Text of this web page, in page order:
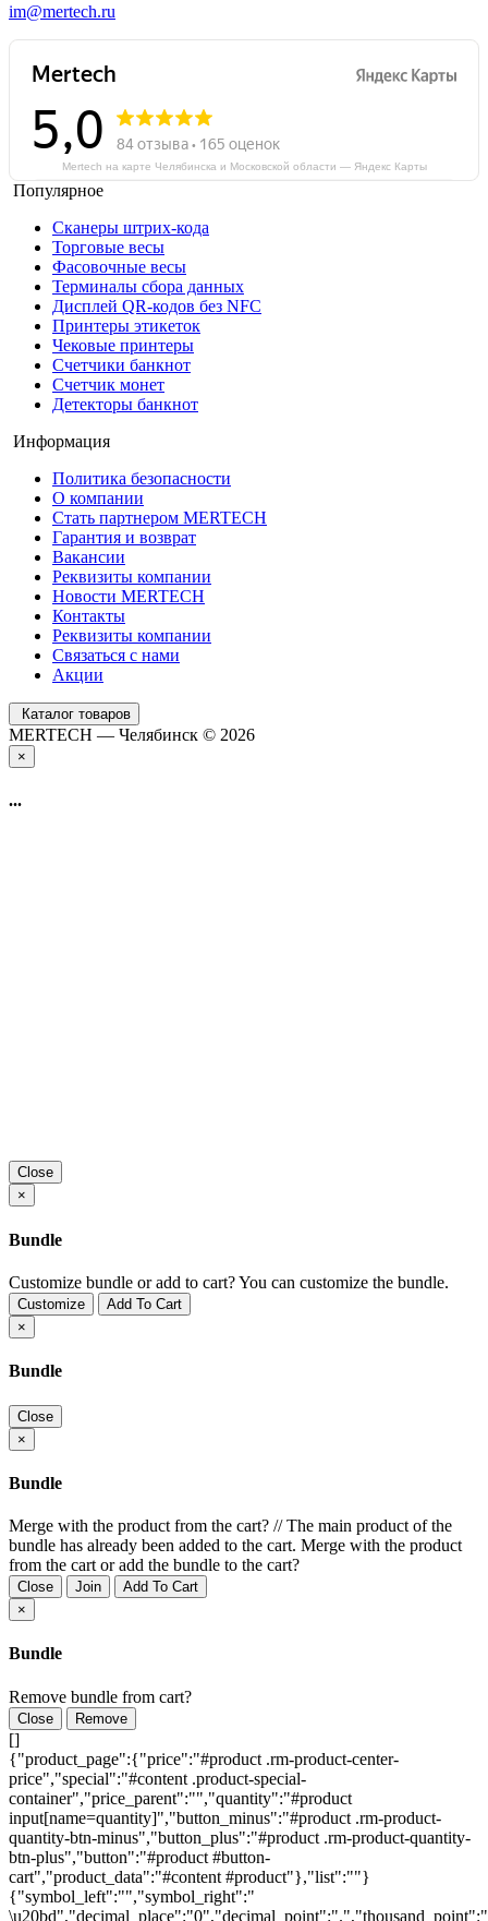
im@mertech.ru
Mertech на карте Челябинска и Московской области — Яндекс Карты
Популярное
Сканеры штрих-кода
Торговые весы
Фасовочные весы
Терминалы сбора данных
Дисплей QR-кодов без NFC
Принтеры этикеток
Чековые принтеры
Счетчики банкнот
Счетчик монет
Детекторы банкнот
Информация
Политика безопасности
О компании
Стать партнером MERTECH
Гарантия и возврат
Вакансии
Реквизиты компании
Новости MERTECH
Контакты
Реквизиты компании
Связаться с нами
Акции
Каталог товаров
MERTECH — Челябинск © 2026
×
...
Close
×
Bundle
Customize bundle or add to cart?You can customize the bundle.
Customize
Add To Cart
×
Bundle
Close
×
Bundle
Merge with the product from the cart? //The main product of the
bundle has already been added to the cart. Merge with the product
from the cart or add the bundle to the cart?
Close Join
Add To Cart
×
Bundle
Remove bundle from cart?
Close Remove
[]
{"product_page":{"price":"#product .rm-product-center-
price","special":"#content .product-special-
container","price_parent":"","quantity":"#product
input[name=quantity]","button_minus":"#product .rm-product-
quantity-btn-minus","button_plus":"#product .rm-product-quantity-
btn-plus","button":"#product #button-
cart","product_data":"#content #product"},"list":""}
{"symbol_left":"","symbol_right":"
\u20bd","decimal_place":"0","decimal_point":".","thousand_point":"